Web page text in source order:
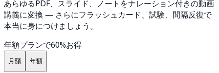
あらゆるPDF、スライド、ノートをナレーション付きの動画
講義に変換 — さらにフラッシュカード、試験、間隔反復で
本当に身につけましょう。
年額プランで60%お得
月額 年額